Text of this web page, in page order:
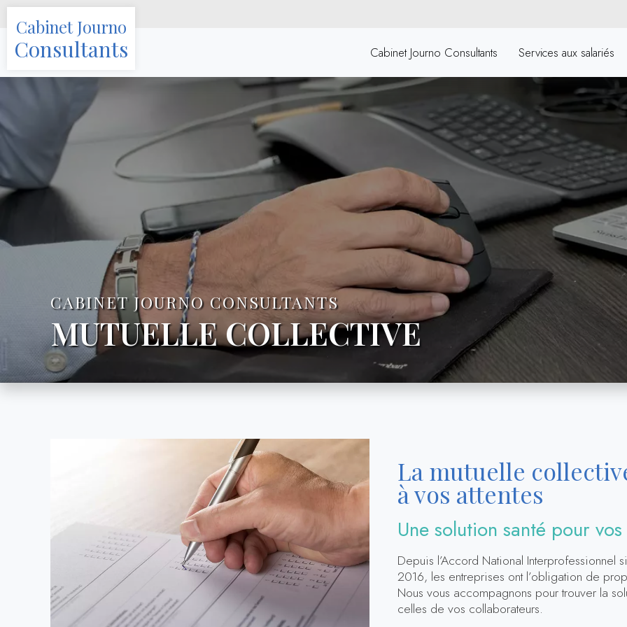
Cabinet Journo
Consultants Cabinet Journo Consultants Services aux salariés
CABINET JOURNO CONSULTANTS
MUTUELLE COLLECTIVE
La mutuelle
à vos attentes
Une solution santé pour
Depuis l’Accord National
2016, les entreprises ont l’obligation de
Nous vous accompagnons pour trouver la
celles de vos collaborateurs.